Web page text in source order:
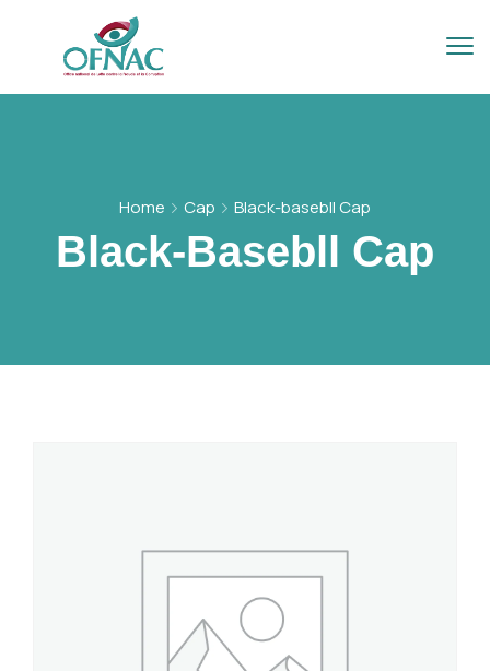
Home Cap Black-basebll Cap
Black-Basebll Cap